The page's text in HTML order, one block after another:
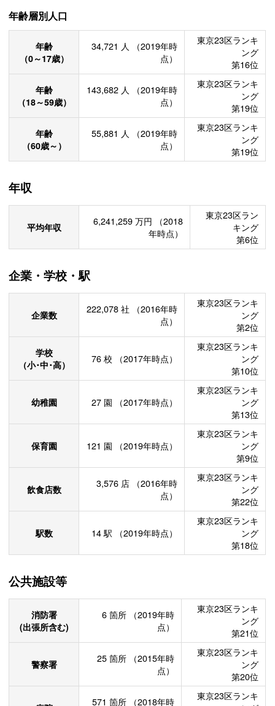
年齢層別人口
年齢
（0～17歳）
34,721 人
（2019年時
点）
東京23区ランキ
ング
第16位
年齢
（18～59歳）
143,682 人
（2019年時
点）
東京23区ランキ
ング
第19位
年齢
（60歳～）
55,881 人
（2019年時
点）
東京23区ランキ
ング
第19位
年収
平均年収 6,241,259 万円
（2018
年時点）
東京23区ラン
キング
第6位
企業・学校・駅
企業数 222,078 社
（2016年時
点）
東京23区ランキ
ング
第2位
学校
（小･中･高）
76 校 （2017年時点）
東京23区ランキ
ング
第10位
幼稚園 27 園 （2017年時点）
東京23区ランキ
ング
第13位
保育園 121 園 （2019年時点）
東京23区ランキ
ング
第9位
飲食店数 3,576 店
（2016年時
点）
東京23区ランキ
ング
第22位
駅数 14 駅 （2019年時点）
東京23区ランキ
ング
第18位
公共施設等
消防署
(出張所含む)
6 箇所
（2019年時
点）
東京23区ランキ
ング
第21位
警察署 25 箇所
（2015年時
点）
東京23区ランキ
ング
第20位
571 箇所
（2018年時
東京23区ランキ